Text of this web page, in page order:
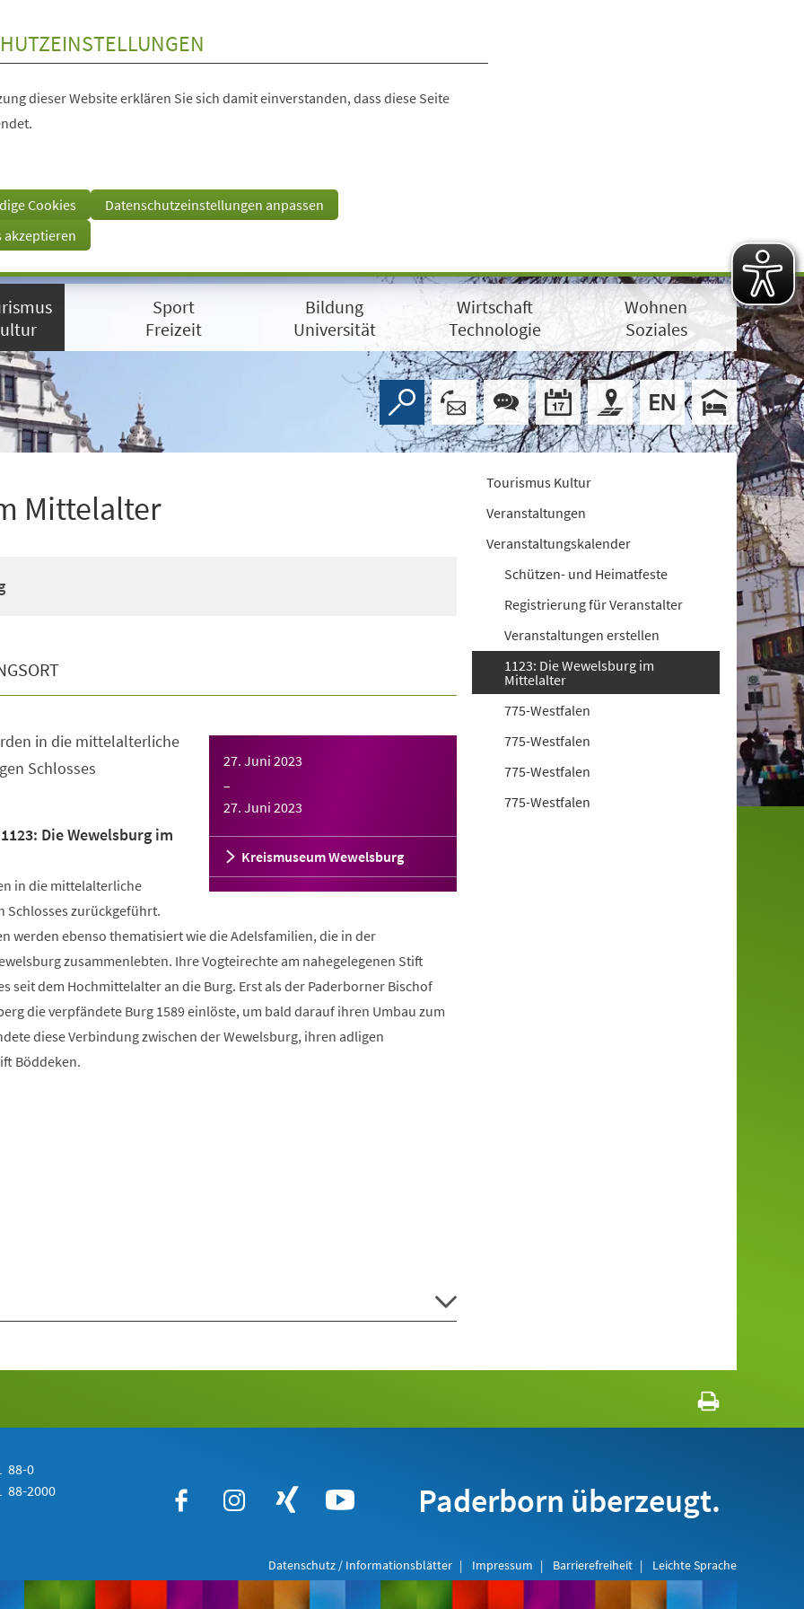
dieser Website erklären Sie sich damit einverstanden, dass diese Seite
Cookies
Datenschutzeinstellungen anpassen
akzeptieren
Sport
Freizeit
Bildung
Universität
Wirtschaft
Technologie
Wohnen
Soziales
Mittelalter
27. Juni 2023
–
27. Juni 2023
Kreismuseum Wewelsburg
in die mittelalterliche
Schlosses
Die Wewelsburg im
in die mittelalterliche
Schlosses zurückgeführt.
werden ebenso thematisiert wie die Adelsfamilien, die in der
zusammenlebten. Ihre Vogteirechte am nahegelegenen Stift
seit dem Hochmittelalter an die Burg. Erst als der Paderborner Bischof
die verpfändete Burg 1589 einlöste, um bald darauf ihren Umbau zum
diese Verbindung zwischen der Wewelsburg, ihren adligen
Böddeken.
Tourismus Kultur
Veranstaltungen
Veranstaltungskalender
Schützen- und Heimatfeste
Registrierung für Veranstalter
Veranstaltungen erstellen
1123: Die Wewelsburg im
Mittelalter
775-Westfalen
775-Westfalen
775-Westfalen
775-Westfalen
88-0
88-2000 Paderborn überzeugt.
Datenschutz / Informationsblätter Impressum Barrierefreiheit Leichte Sprache